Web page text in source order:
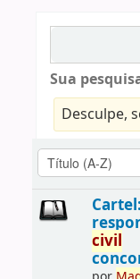
Sua
Desculpe,
Cartel:
civil